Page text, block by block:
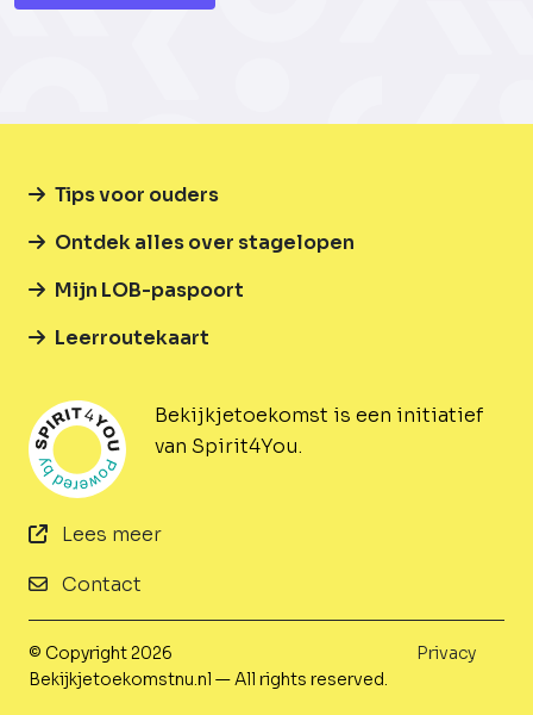
Bekijkjetoekomst is een initiatief
van Spirit4You.
Lees meer
Contact
Tips voor ouders
Ontdek alles over stagelopen
Mijn LOB-paspoort
Leerroutekaart
© Copyright 2026
Bekijkjetoekomstnu.nl — All rights reserved.
Privacy